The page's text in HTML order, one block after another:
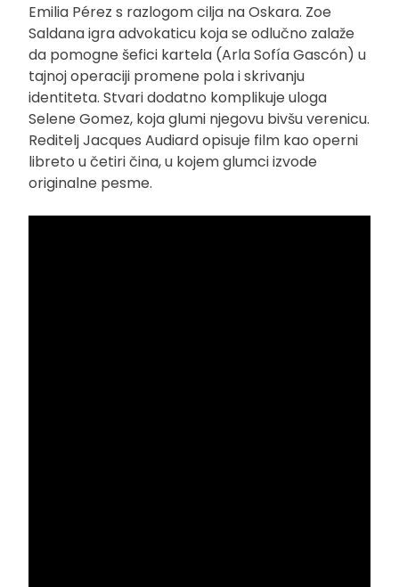
Emilia Pérez s razlogom cilja na Oskara. Zoe
Saldana igra advokaticu koja se odlučno zalaže
da pomogne šefici kartela (Arla Sofía Gascón) u
tajnoj operaciji promene pola i skrivanju
identiteta. Stvari dodatno komplikuje uloga
Selene Gomez, koja glumi njegovu bivšu verenicu.
Reditelj Jacques Audiard opisuje film kao operni
libreto u četiri čina, u kojem glumci izvode
originalne pesme.